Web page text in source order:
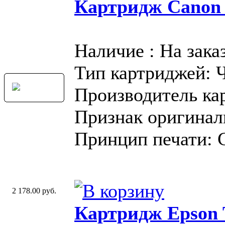
Картридж Canon
Наличие : На
Тип картриджей:
Производитель
Признак
Принцип печати:
2 178.00 руб.
Картридж Epson